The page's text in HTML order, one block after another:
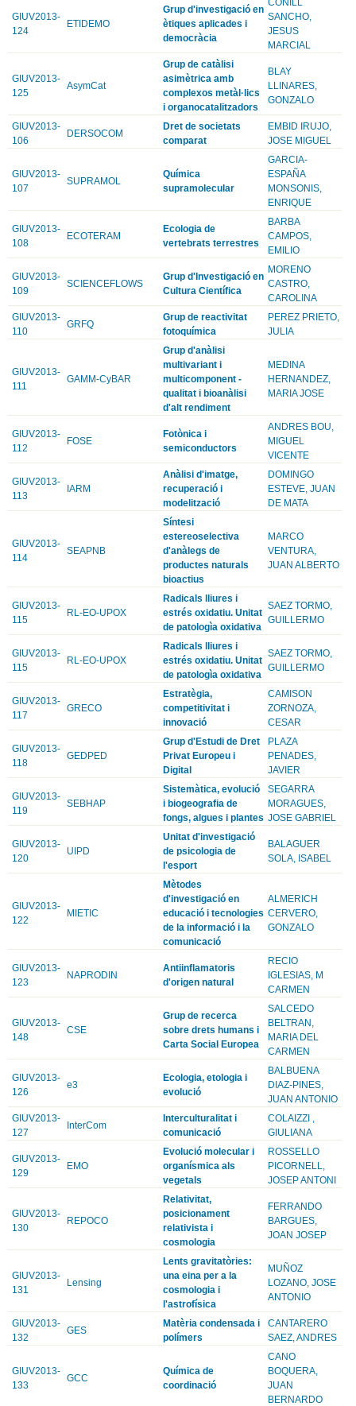
GIUV2013-
124
ETIDEMO
Grup d'investigació en
ètiques aplicades i
democràcia
SANCHO,
JESUS
MARCIAL
GIUV2013-
125
AsymCat
Grup de catàlisi
asimètrica amb
complexos metàl·lics
i organocatalitzadors
BLAY
LLINARES,
GONZALO
GIUV2013-
106
DERSOCOM
Dret de societats
comparat
EMBID IRUJO,
JOSE MIGUEL
GIUV2013-
107
SUPRAMOL
Química
supramolecular
GARCIA-
ESPAÑA
MONSONIS,
ENRIQUE
GIUV2013-
108
ECOTERAM
Ecologia de
vertebrats terrestres
BARBA
CAMPOS,
EMILIO
GIUV2013-
109
SCIENCEFLOWS
Grup d'Investigació en
Cultura Científica
MORENO
CASTRO,
CAROLINA
GIUV2013-
110
GRFQ
Grup de reactivitat
fotoquímica
PEREZ PRIETO,
JULIA
GIUV2013-
111
GAMM-CyBAR
Grup d'anàlisi
multivariant i
multicomponent -
qualitat i bioanàlisi
d'alt rendiment
MEDINA
HERNANDEZ,
MARIA JOSE
GIUV2013-
112
FOSE
Fotònica i
semiconductors
ANDRES BOU,
MIGUEL
VICENTE
GIUV2013-
113
IARM
Anàlisi d'imatge,
recuperació i
modelització
DOMINGO
ESTEVE, JUAN
DE MATA
GIUV2013-
114
SEAPNB
Síntesi
estereoselectiva
d'anàlegs de
productes naturals
bioactius
MARCO
VENTURA,
JUAN ALBERTO
GIUV2013-
115
RL-EO-UPOX
Radicals lliures i
estrés oxidatiu. Unitat
de patologìa oxidativa
SAEZ TORMO,
GUILLERMO
GIUV2013-
115
RL-EO-UPOX
Radicals lliures i
estrés oxidatiu. Unitat
de patologìa oxidativa
SAEZ TORMO,
GUILLERMO
GIUV2013-
117
GRECO
Estratègia,
competitivitat i
innovació
CAMISON
ZORNOZA,
CESAR
GIUV2013-
118
GEDPED
Grup d'Estudi de Dret
Privat Europeu i
Digital
PLAZA
PENADES,
JAVIER
GIUV2013-
119
SEBHAP
Sistemàtica, evolució
i biogeografia de
fongs, algues i plantes
SEGARRA
MORAGUES,
JOSE GABRIEL
GIUV2013-
120
UIPD
Unitat d'investigació
de psicologia de
l'esport
BALAGUER
SOLA, ISABEL
GIUV2013-
122
MIETIC
Mètodes
d'investigació en
educació i tecnologies
de la informació i la
comunicació
ALMERICH
CERVERO,
GONZALO
GIUV2013-
123
NAPRODIN
Antiinflamatoris
d'origen natural
RECIO
IGLESIAS, M
CARMEN
GIUV2013-
148
CSE
Grup de recerca
sobre drets humans i
Carta Social Europea
SALCEDO
BELTRAN,
MARIA DEL
CARMEN
GIUV2013-
126
e3
Ecologia, etologia i
evolució
BALBUENA
DIAZ-PINES,
JUAN ANTONIO
GIUV2013-
127
InterCom
Interculturalitat i
comunicació
COLAIZZI ,
GIULIANA
GIUV2013-
129
EMO
Evolució molecular i
organísmica als
vegetals
ROSSELLO
PICORNELL,
JOSEP ANTONI
GIUV2013-
130
REPOCO
Relativitat,
posicionament
relativista i
cosmologia
FERRANDO
BARGUES,
JOAN JOSEP
GIUV2013-
131
Lensing
Lents gravitatòries:
una eina per a la
cosmologia i
l'astrofísica
MUÑOZ
LOZANO, JOSE
ANTONIO
GIUV2013-
132
GES
Matèria condensada i
polímers
CANTARERO
SAEZ, ANDRES
GIUV2013-
133
GCC
Química de
coordinació
CANO
BOQUERA,
JUAN
BERNARDO